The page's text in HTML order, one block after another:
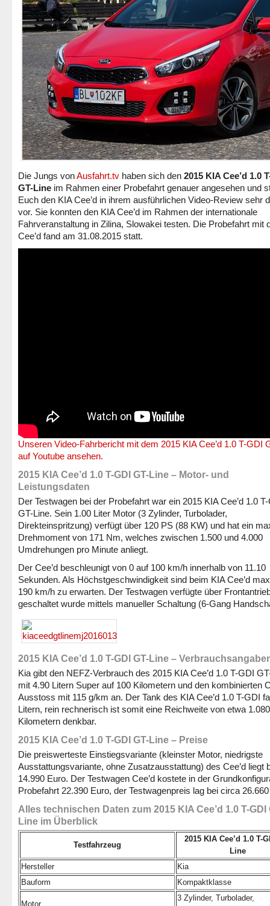
Die Jungs vonAusfahrt.tv haben sich den 2015 KIA Cee’d 1.0
GT-Line im Rahmen einer Probefahrt genauer angesehen und
Euch den KIA Cee’d in ihrem ausführlichen Video-Review sehr
vor. Sie konnten den KIA Cee’d im Rahmen der internationale
Fahrveranstaltung in Zilina, Slowakei testen. Die Probefahrt mit
Cee’d fand am 31.08.2015 statt.
Unseren Video-Fahrbericht mit dem 2015 KIA Cee’d 1.0 T-GDI
auf Youtube ansehen.
2015 KIA Cee’d 1.0 T-GDI GT-Line – Motor- und
Leistungsdaten
Der Testwagen bei der Probefahrt war ein 2015 KIA Cee’d 1.0
GT-Line. Sein 1.00 Liter Motor (3 Zylinder, Turbolader,
Direkteinspritzung) verfügt über 120 PS (88 KW) und hat ein
Drehmoment von 171 Nm, welches zwischen 1.500 und 4.000
Umdrehungen pro Minute anliegt.
Der Cee’d beschleunigt von 0 auf 100 km/h innerhalb von 11.10
Sekunden. Als Höchstgeschwindigkeit sind beim KIA Cee’d
190 km/h zu erwarten. Der Testwagen verfügte über
geschaltet wurde mittels manueller Schaltung (6-Gang
2015 KIA Cee’d 1.0 T-GDI GT-Line –
Kia gibt den NEFZ-Verbrauch des 2015 KIA Cee’d 1.0 T-GDI
mit 4.90 Litern Super auf 100 Kilometern und den kombinierten
Ausstoss mit 115 g/km an. Der Tank des KIA Cee’d 1.0 T-GDI
Litern, rein rechnerisch ist somit eine Reichweite von etwa 1.080
Kilometern denkbar.
2015 KIA Cee’d 1.0 T-GDI GT-Line – Preise
Die preiswerteste Einstiegsvariante (kleinster Motor, niedrigste
Ausstattungsvariante, ohne Zusatzausstattung) des Cee’d liegt
14.990 Euro. Der Testwagen Cee’d kostete in der
Probefahrt 22.390 Euro, der Testwagenpreis lag bei circa
Alles technischen Daten zum 2015 KIA Cee’d 1.0 T-GDI
Line im Überblick
Testfahrzeug
2015 KIA Cee’d 1.0 T-
Line
Hersteller
Kia
Bauform
Kompaktklasse
Motor
3 Zylinder, Turbolader,